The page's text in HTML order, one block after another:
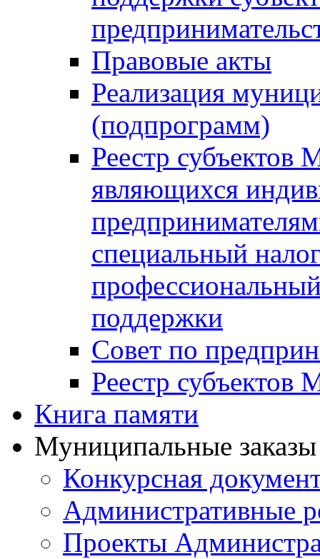
Правовые акты
Реализация
(подпрограмм)
Реестр
являющихся
специальный
поддержки
Совет по
Реестр
Книга памяти
Муниципальные
Конкурсная
Административные
Проекты